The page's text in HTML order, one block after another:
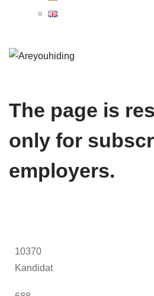
The page is
only for
employers.
10370
Kandidat